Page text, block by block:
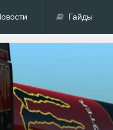
Гайды